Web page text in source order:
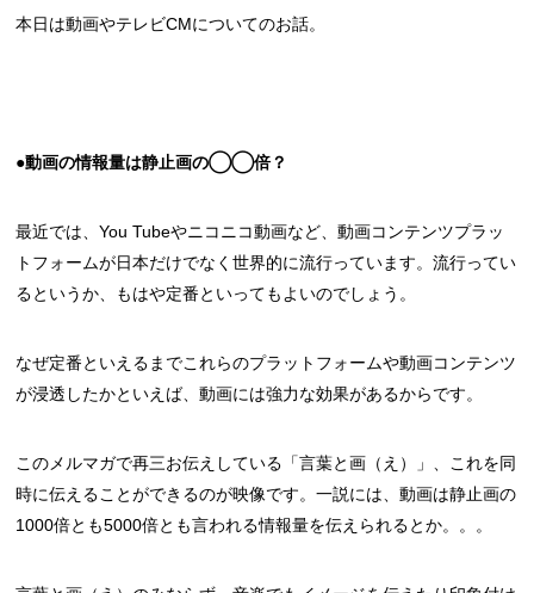
本日は動画やテレビCMについてのお話。
●動画の情報量は静止画の◯◯倍？
最近では、You Tubeやニコニコ動画など、動画コンテンツプラッ
トフォームが日本だけでなく世界的に流行っています。流行ってい
るというか、もはや定番といってもよいのでしょう。
なぜ定番といえるまでこれらのプラットフォームや動画コンテンツ
が浸透したかといえば、動画には強力な効果があるからです。
このメルマガで再三お伝えしている「言葉と画（え）」、これを同
時に伝えることができるのが映像です。一説には、動画は静止画の
1000倍とも5000倍とも言われる情報量を伝えられるとか。。。